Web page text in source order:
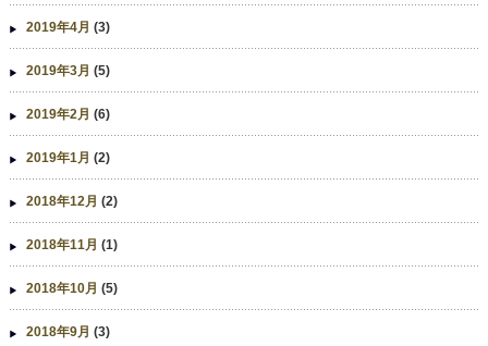
2019年4月 (3)
2019年3月 (5)
2019年2月 (6)
2019年1月 (2)
2018年12月 (2)
2018年11月 (1)
2018年10月 (5)
2018年9月 (3)